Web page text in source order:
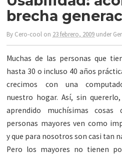
brecha
By Cero-cool on 23 febrero, 2009 under
Muchas de las personas que
hasta 30 o incluso 40 años
crecimos con una
nuestro hogar. Así, sin
aprendido muchísimas cosas
personas mayores ven como
y que para nosotros son casi tan
Pero los mayores no tienen